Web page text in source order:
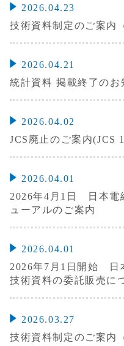
2026.04.23
技術資料制定のご案内
2026.04.21
統計資料 掲載終了のお
2026.04.02
JCS廃止のご案内(JCS
2026.04.01
2026年4月1日 日本電
ューアルのご案内
2026.04.01
2026年7月1日開始 日
技術資料の委託販売に
2026.03.27
技術資料制定のご案内